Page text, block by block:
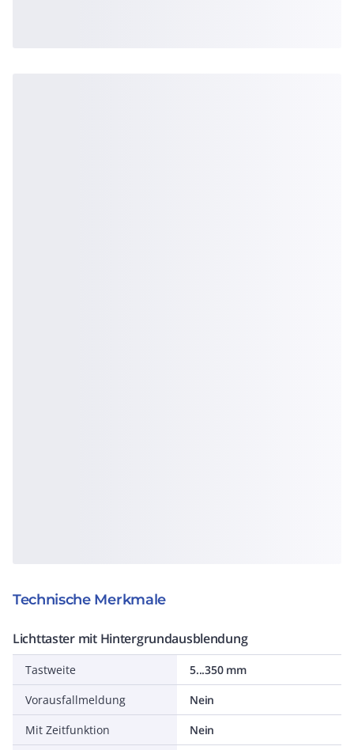
Technische Merkmale
Lichttaster mit Hintergrundausblendung
Tastweite
5...350 mm
Vorausfallmeldung
Nein
Mit Zeitfunktion
Nein